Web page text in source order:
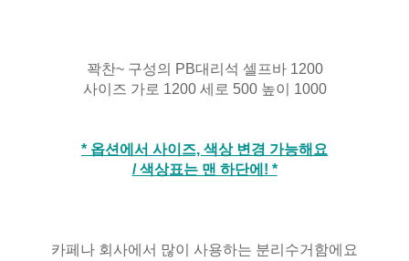
꽉찬~ 구성의 PB대리석 셀프바 1200
사이즈 가로 1200 세로 500높이 1000
* 옵션에서 사이즈, 색상 변경 가능해요
/ 색상표는 맨 하단에! *
카페나 회사에서 많이 사용하는 분리수거함에요